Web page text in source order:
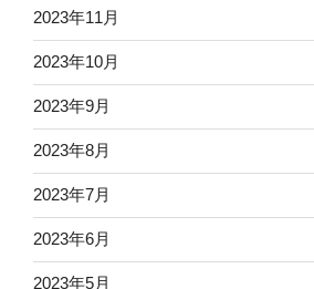
2023年11月
2023年10月
2023年9月
2023年8月
2023年7月
2023年6月
2023年5月